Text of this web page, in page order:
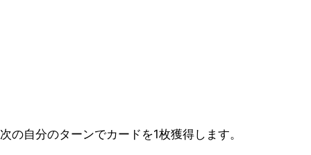
次の自分のターンでカードを1枚獲得します。